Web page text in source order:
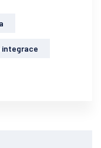
integrace